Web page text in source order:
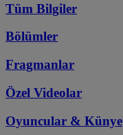
Tüm Bilgiler
Bölümler
Fragmanlar
Özel Videolar
Oyuncular & Künye